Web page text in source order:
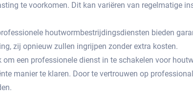
te voorkomen.​ Dit kan variëren van regelmatige
houtwormbestrijdingsdiensten bieden
zij opnieuw zullen ingrijpen zonder extra kosten.​
om een professionele dienst in te schakelen voor
manier te klaren.​ Door te vertrouwen op